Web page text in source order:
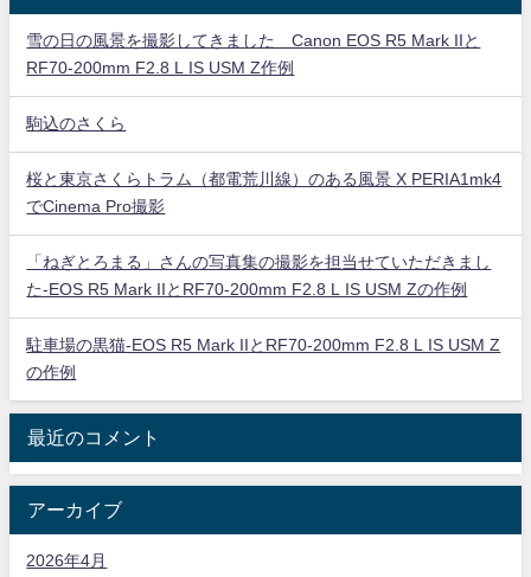
雪の日の風景を撮影してきました Canon EOS R5 Mark IIと
RF70-200mm F2.8 L IS USM Z作例
駒込のさくら
桜と東京さくらトラム（都電荒川線）のある風景 X PERIA1mk4
でCinema Pro撮影
「ねぎとろまる」さんの写真集の撮影を担当せていただきまし
た-EOS R5 Mark IIとRF70-200mm F2.8 L IS USM Zの作例
駐車場の黒猫-EOS R5 Mark IIとRF70-200mm F2.8 L IS USM Z
の作例
最近のコメント
アーカイブ
2026年4月